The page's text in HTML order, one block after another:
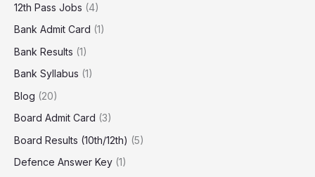
12th Pass Jobs (4)
Bank Admit Card (1)
Bank Results (1)
Bank Syllabus (1)
Blog (20)
Board Admit Card (3)
Board Results (10th/12th) (5)
Defence Answer Key (1)